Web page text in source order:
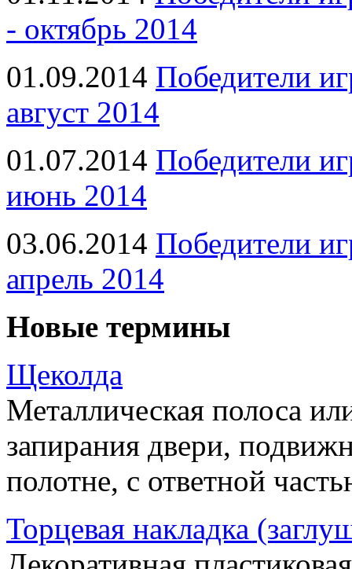
- октябрь 2014
01.09.2014 Победители
август 2014
01.07.2014 Победители
июнь 2014
03.06.2014 Победители
апрель 2014
Новые термины
Щеколда
Металлическая полоса
запирания двери,
полотне, с ответной
Торцевая накладка